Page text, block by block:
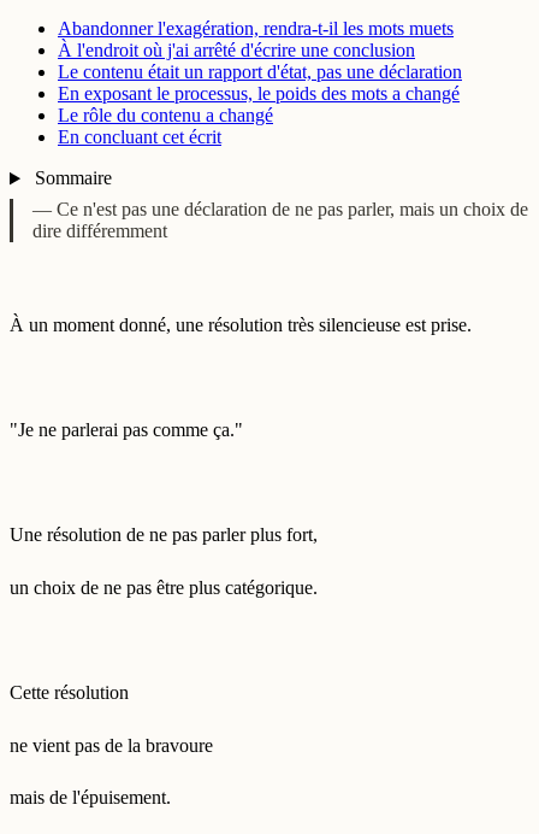
Abandonner l'exagération, rendra-t-il les mots muets
À l'endroit où j'ai arrêté d'écrire une conclusion
Le contenu était un rapport d'état, pas une déclaration
En exposant le processus, le poids des mots a changé
Le rôle du contenu a changé
En concluant cet écrit
Sommaire
— Ce n'est pas une déclaration de ne pas parler, mais un choix de
dire différemment
À un moment donné, une résolution très silencieuse est prise.
"Je ne parlerai pas comme ça."
Une résolution de ne pas parler plus fort,
un choix de ne pas être plus catégorique.
Cette résolution
ne vient pas de la bravoure
mais de l'épuisement.